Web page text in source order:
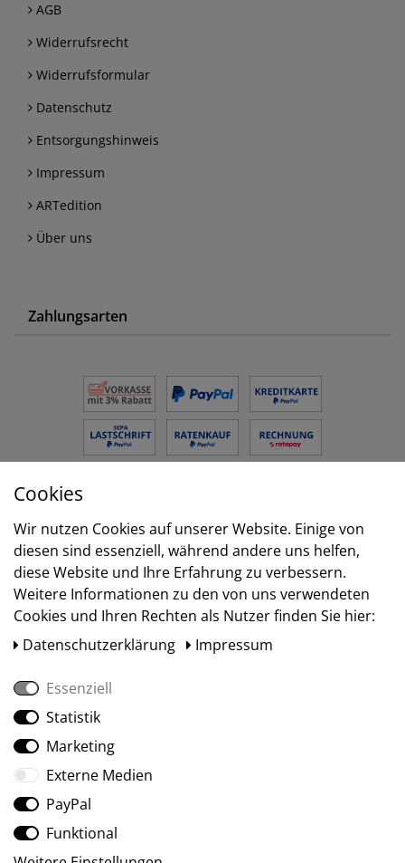
AGB
Widerrufsrecht
Widerrufsformular
Datenschutz
Entsorgungshinweis
Impressum
ARTedition
Über uns
Zahlungsarten
Versand
Social Media
Cookies
Wir nutzen Cookies auf unserer Website. Einige von
diesen sind essenziell, während andere uns helfen,
diese Website und Ihre Erfahrung zu verbessern.
Weitere Informationen zu den von uns verwendeten
Cookies und Ihren Rechten als Nutzer finden Sie hier:
Daten­schutz­erklärung
Impressum
Essenziell
Statistik
Marketing
Externe Medien
PayPal
Funktional